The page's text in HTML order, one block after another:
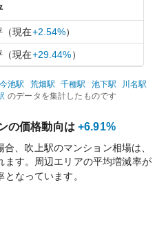
（現在+2.54%）
（現在+29.44%）
今池駅 荒畑駅 千種駅 池下駅 川名駅
のデータを集計したものです
の価格動向は +6.91%
、 吹上駅のマンション相場は、
ます。周辺エリアの平均増減率が
となっています。